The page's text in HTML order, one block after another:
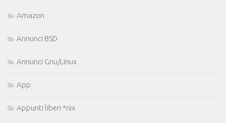
Amazon
Annunci BSD
Annunci Gnu/Linux
App
Appunti liberi *nix